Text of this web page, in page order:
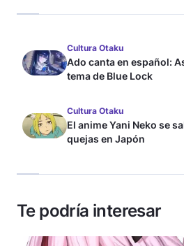
Cultura Otaku
Ado canta en español:
tema de Blue Lock
Cultura Otaku
El anime Yani Neko se
quejas en Japón
Te podría interesar